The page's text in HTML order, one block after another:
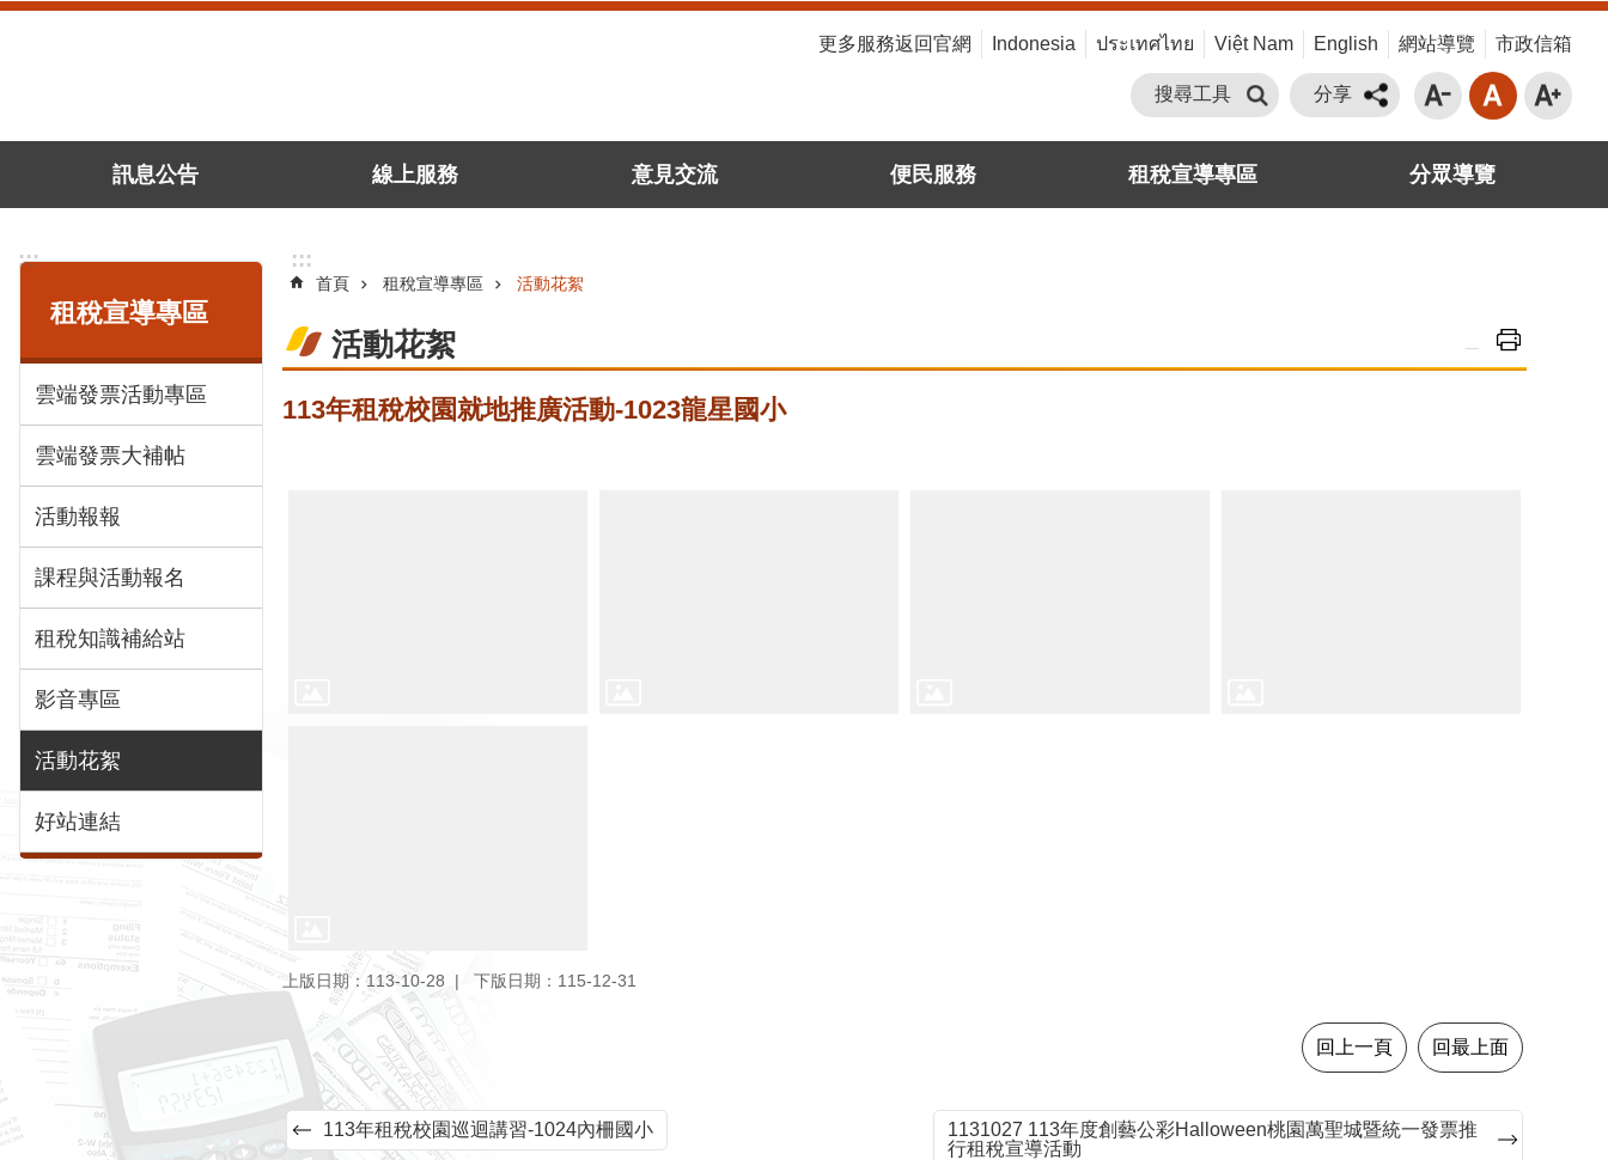
更多服務返回官網 Indonesia ประเทศไทย Việt Nam English 網站導覽 市政信箱
搜尋工具 分享
訊息公告 線上服務 意見交流 便民服務 租稅宣導專區 分眾導覽
:::
租稅宣導專區
雲端發票活動專區
雲端發票大補帖
活動報報
課程與活動報名
租稅知識補給站
影音專區
活動花絮
好站連結
:::
首頁 租稅宣導專區 活動花絮
活動花絮
113年租稅校園就地推廣活動-1023龍星國小
上版日期：113-10-28 下版日期：115-12-31
回上一頁 回最上面
113年租稅校園巡迴講習-1024內柵國小
1131027 113年度創藝公彩Halloween桃園萬聖城暨統一發票推
行租稅宣導活動